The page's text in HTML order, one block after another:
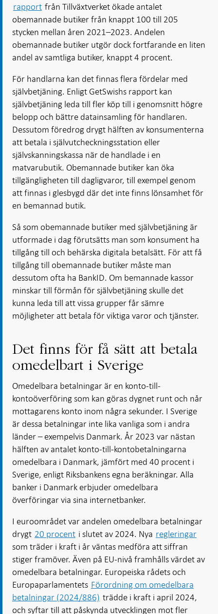
rapport från Tillväxtverket ökade antalet
obemannade butiker från knappt 100 till 205
stycken mellan åren 2021–2023. Andelen
obemannade butiker utgör dock fortfarande en liten
andel av samtliga butiker, knappt 4 procent.
För handlarna kan det finnas flera fördelar med
självbetjäning. Enligt GetSwishs rapport kan
självbetjäning leda till fler köp till i genomsnitt högre
belopp och bättre datainsamling för handlaren.
Dessutom föredrog drygt hälften av konsumenterna
att betala i självutcheckningsstation eller
självskanningskassa när de handlade i en
matvarubutik. Obemannade butiker kan öka
tillgängligheten till dagligvaror, till exempel genom
att finnas i glesbygd där det inte finns lönsamhet för
en bemannad butik.
Så som obemannade butiker med självbetjäning är
utformade i dag förutsätts man som konsument ha
tillgång till och behärska digitala betalsätt. För att få
tillgång till obemannade butiker måste man
dessutom ofta ha BankID. Om bemannade kassor
minskar till förmån för självbetjäning skulle det
kunna leda till att vissa grupper får sämre
möjligheter att betala för viktiga varor och tjänster.
Det finns för få sätt att betala
omedelbart i Sverige
Omedelbara betalningar är en konto-till-
kontoöverföring som kan göras dygnet runt och når
mottagarens konto inom några sekunder. I Sverige
är dessa betalningar inte lika vanliga som i andra
länder – exempelvis Danmark. År 2023 var nästan
hälften av antalet konto-till-kontobetalningarna
omedelbara i Danmark, jämfört med 40 procent i
Sverige, enligt Riksbankens egna beräkningar. Alla
banker i Danmark erbjuder omedelbara
överföringar via sina internetbanker.
I euroområdet var andelen omedelbara betalningar
drygt 20 procent i slutet av 2024. Nya regleringar
som träder i kraft i år väntas medföra att siffran
stiger framöver. Även på EU-nivå framhålls värdet av
omedelbara betalningar. Europeiska rådets och
Europaparlamentets Förordning om omedelbara
betalningar (2024/886) trädde i kraft i april 2024,
och syftar till att påskynda utvecklingen mot fler